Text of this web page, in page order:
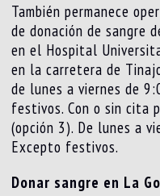
También permanece
de donación de sangre
en el Hospital
en la carretera de
de lunes a viernes de
festivos. Con o sin cita
(opción 3). De lunes a
Excepto festivos.
Donar sangre en La